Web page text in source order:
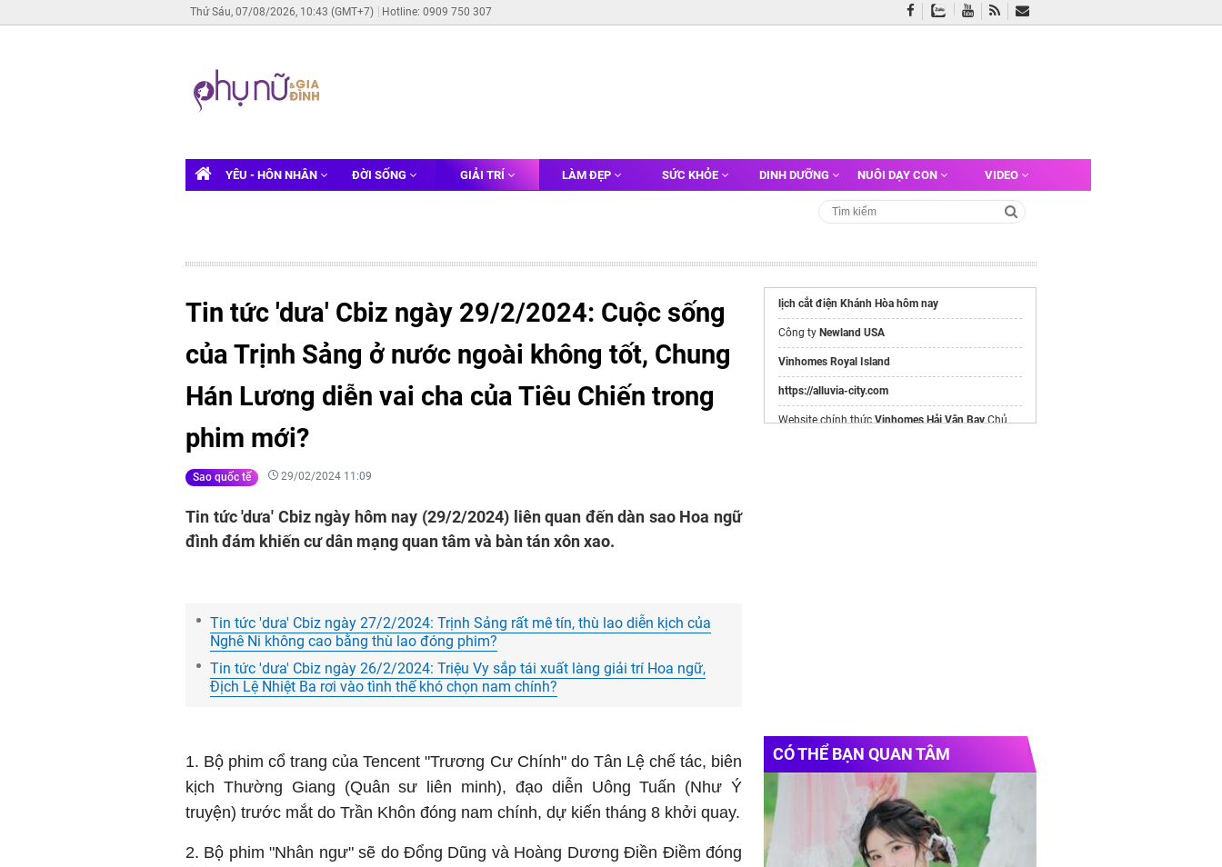
Thứ Sáu, 07/08/2026, 10:43 (GMT+7) Hotline: 0909 750 307
YÊU - HÔN NHÂN ĐỜI SỐNG GIẢI TRÍ LÀM ĐẸP SỨC KHỎE DINH DƯỠNG NUÔI DẠY CON VIDEO
Tin tức 'dưa' Cbiz ngày 29/2/2024: Cuộc sống
của Trịnh Sảng ở nước ngoài không tốt, Chung
Hán Lương diễn vai cha của Tiêu Chiến trong
phim mới?
Sao quốc tế 29/02/2024 11:09
Tin tức 'dưa' Cbiz ngày hôm nay (29/2/2024) liên quan đến dàn sao Hoa ngữ
đình đám khiến cư dân mạng quan tâm và bàn tán xôn xao.
Tin tức 'dưa' Cbiz ngày 27/2/2024: Trịnh Sảng rất mê tín, thù lao diễn kịch của
Nghê Ni không cao bằng thù lao đóng phim?
Tin tức 'dưa' Cbiz ngày 26/2/2024: Triệu Vy sắp tái xuất làng giải trí Hoa ngữ,
Địch Lệ Nhiệt Ba rơi vào tình thế khó chọn nam chính?
1. Bộ phim cổ trang của Tencent "Trương Cư Chính" do Tân Lệ chế tác, biên
kịch Thường Giang (Quân sư liên minh), đạo diễn Uông Tuấn (Như Ý
truyện) trước mắt do Trần Khôn đóng nam chính, dự kiến tháng 8 khởi quay.
2. Bộ phim "Nhân ngư" sẽ do Đổng Dũng và Hoàng Dương Điền Điềm đóng
lịch cắt điện Khánh Hòa hôm nay
Công ty Newland USA
Vinhomes Royal Island
https://alluvia-city.com
Website chính thức Vinhomes Hải Vân Bay Chủ
CÓ THỂ BẠN QUAN TÂM